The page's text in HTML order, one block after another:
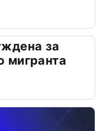
за
мигранта